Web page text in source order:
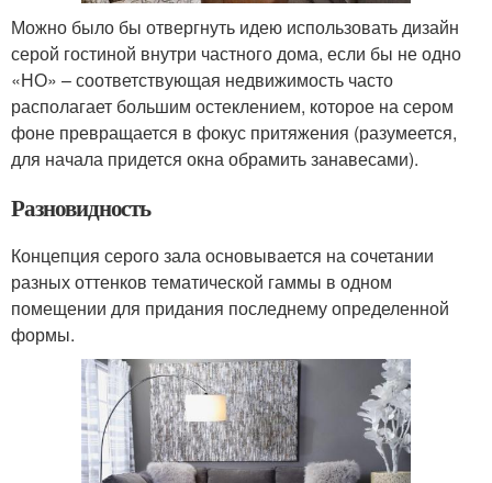
Можно было бы отвергнуть идею использовать дизайн
серой гостиной внутри частного дома, если бы не одно
«НО» – соответствующая недвижимость часто
располагает большим остеклением, которое на сером
фоне превращается в фокус притяжения (разумеется,
для начала придется окна обрамить занавесами).
Разновидность
Концепция серого зала основывается на сочетании
разных оттенков тематической гаммы в одном
помещении для придания последнему определенной
формы.